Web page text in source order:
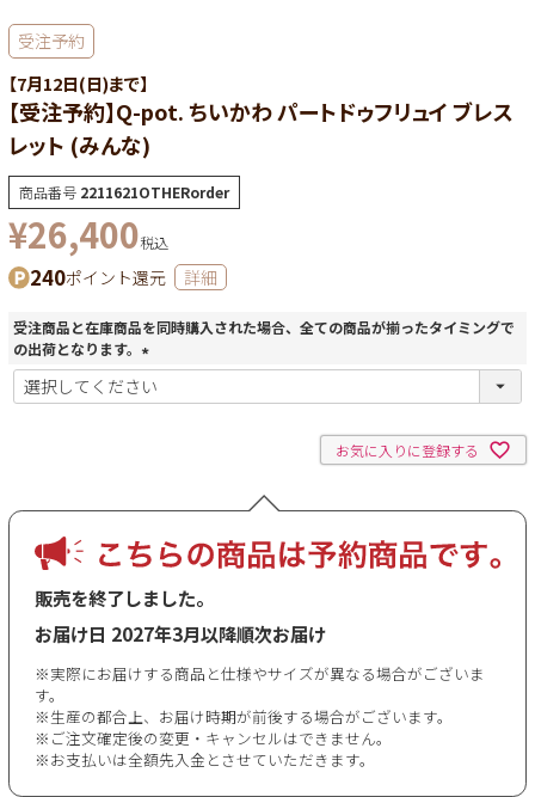
受注予約
【7月12日(日)まで】
【受注予約】Q-pot. ちいかわ パートドゥフリュイ ブレス
レット (みんな)
商品番号 2211621OTHERorder
¥26,400税込
240ポイント還元 詳細
受注商品と在庫商品を同時購入された場合、全ての商品が揃ったタイミングで
の出荷となります。
(
必
お気に入りに登録する
販売を終了しました。
お届け日 2027年3月以降順次お届け
※実際にお届けする商品と仕様やサイズが異なる場合がございま
す。
※生産の都合上、お届け時期が前後する場合がございます。
※ご注文確定後の変更・キャンセルはできません。
※お支払いは全額先入金とさせていただきます。